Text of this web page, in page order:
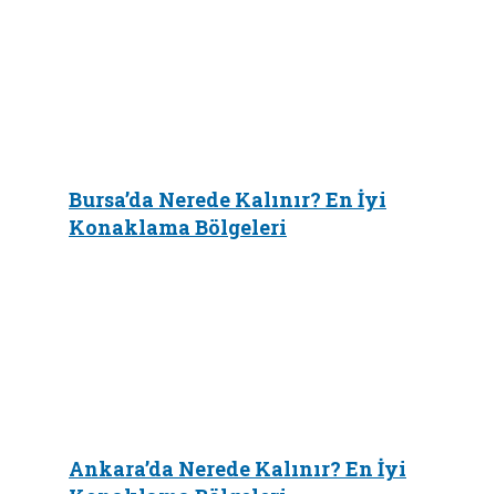
Bursa’da Nerede Kalınır? En İyi
Konaklama Bölgeleri
Ankara’da Nerede Kalınır? En İyi